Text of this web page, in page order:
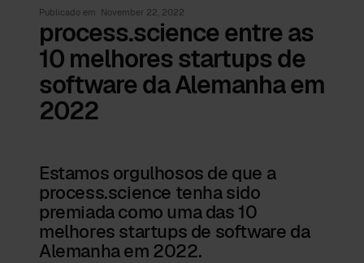
Publicado em November 22, 2022
process.science entre as
10 melhores startups de
software da Alemanha em
2022
Estamos orgulhosos de que a
process.science tenha sido
premiada como uma das 10
melhores startups de software da
Alemanha em 2022.